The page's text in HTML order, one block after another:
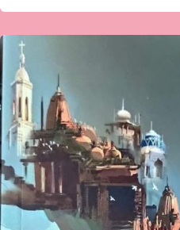
ಶ್ರೀ
ಸಹದೇವ
ಯರಗೊಪ್ಪ
ರ
ಬಿರಿದ
ನೆಲದ
ಧ್ಯಾನ
ಕೃತಿಗೊಂದಿಷ್ಟು
ಹೊನ್ನುಡಿ.